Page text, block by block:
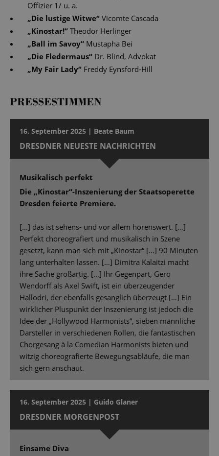
Offizier 1/ u. a.
„Die lustige Witwe“ Vicomte Cascada
„Kinostar!“ Theodor Herlinger
„Ball im Savoy“ Mustapha Bei
„Die Fledermaus“ Dr. Blind, Advokat
„My Fair Lady“ Freddy Eynsford-Hill
PRESSESTIMMEN
16. September 2025 | Beate Baum
DRESDNER NEUESTE NACHRICHTEN
Musikalisch perfekt
Die „Kinostar“-Inszenierung der Staatsoperette
Dresden feierte Premiere.
[…] das ist sehens- und vor allem hörenswert. […]
Perfekt choreografiert und musikalisch in Szene
gesetzt, kann man sich mit „Kinostar“ [...] 90 Minuten
lang unterhalten lassen. […] Dimitra Kalaitzi macht
ihre Sache großartig. […] Ihr Gegenpart, Gero
Wendorff als Axel Swift, ist ein überzeugender
Hallodri, der ebenfalls gesanglich überzeugt […] Ein
wirklicher Pluspunkt der Inszenierung ist jedoch die
Idee der „Hollywood Harmonists“, sieben männliche
Darsteller in verschiedenen Rollen, die fantastischen
Chorgesang à la Comedian Harmonists bieten und
witzig choreografierte Bewegungsabläufe, die man
sich gern anschaut.
16. September 2025 | Guido Glaner
DRESDNER MORGENPOST
Einsame Diva